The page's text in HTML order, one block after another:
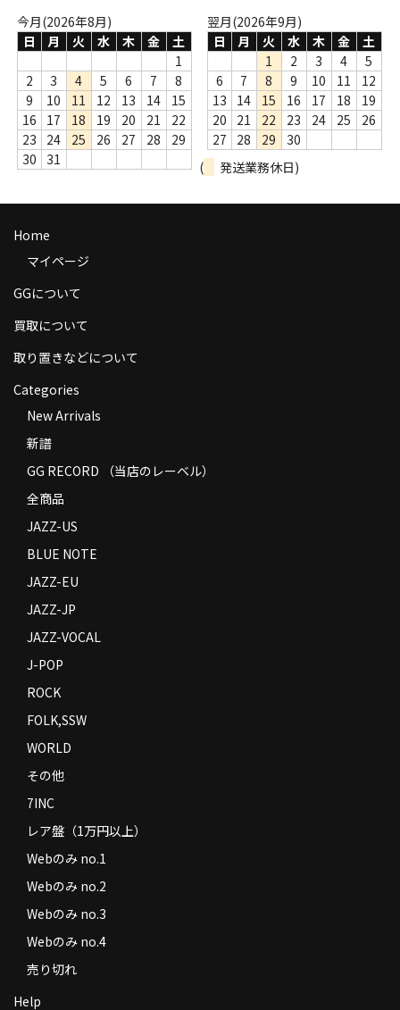
Webのみ no.3
Webのみ no.4
売り切れ
Help
お支払い方法
返品
特定商取引法に基づく表示
Contact
今月(2026年8月)
日
月 火 水 木 金
土
1
2
3 4 5 6 7
8
9
10 11 12 13 14
15
16
17 18 19 20 21
22
23
24 25 26 27 28
29
30
31
翌月(2026年9月)
日
月 火 水 木 金
土
1
2 3 4
5
6
7 8 9 10 11
12
13
14 15 16 17 18
19
20
21 22 23 24 25
26
27
28 29
30
(
発送業務休日)
Home
マイページ
GGについて
買取について
取り置きなどについて
Categories
New Arrivals
新譜
GG RECORD （当店のレーベル）
全商品
JAZZ-US
BLUE NOTE
JAZZ-EU
JAZZ-JP
JAZZ-VOCAL
J-POP
ROCK
FOLK,SSW
WORLD
その他
7INC
レア盤（1万円以上）
Webのみ no.1
Webのみ no.2
Webのみ no.3
Webのみ no.4
売り切れ
Help